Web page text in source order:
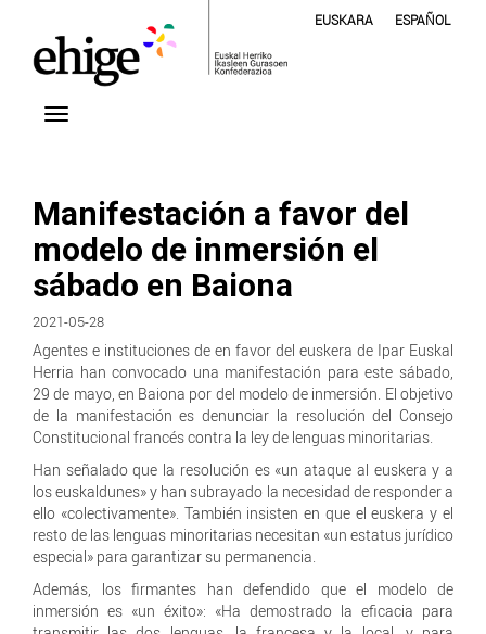
EUSKARA ESPAÑOL
Manifestación a favor del
modelo de inmersión el
sábado en Baiona
2021-05-28
Agentes e instituciones de en favor del euskera de Ipar Euskal
Herria han convocado una manifestación para este sábado,
29 de mayo, en Baiona por del modelo de inmersión. El objetivo
de la manifestación es denunciar la resolución del Consejo
Constitucional francés contra la ley de lenguas minoritarias.
Han señalado que la resolución es «un ataque al euskera y a
los euskaldunes» y han subrayado la necesidad de responder a
ello «colectivamente». También insisten en que el euskera y el
resto de las lenguas minoritarias necesitan «un estatus jurídico
especial» para garantizar su permanencia.
Además, los firmantes han defendido que el modelo de
inmersión es «un éxito»: «Ha demostrado la eficacia para